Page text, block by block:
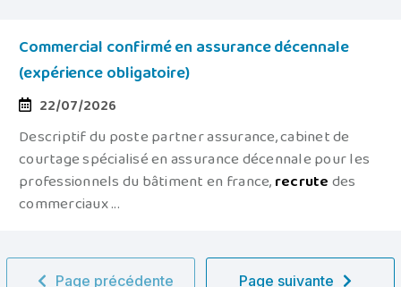
Commercial confirmé en assurance décennale
(expérience obligatoire)
22/07/2026
Descriptif du poste partner assurance, cabinet de
courtage spécialisé en assurance décennale pour les
professionnels du bâtiment en france,recrutedes
commerciaux ...
Page précédente Page suivante